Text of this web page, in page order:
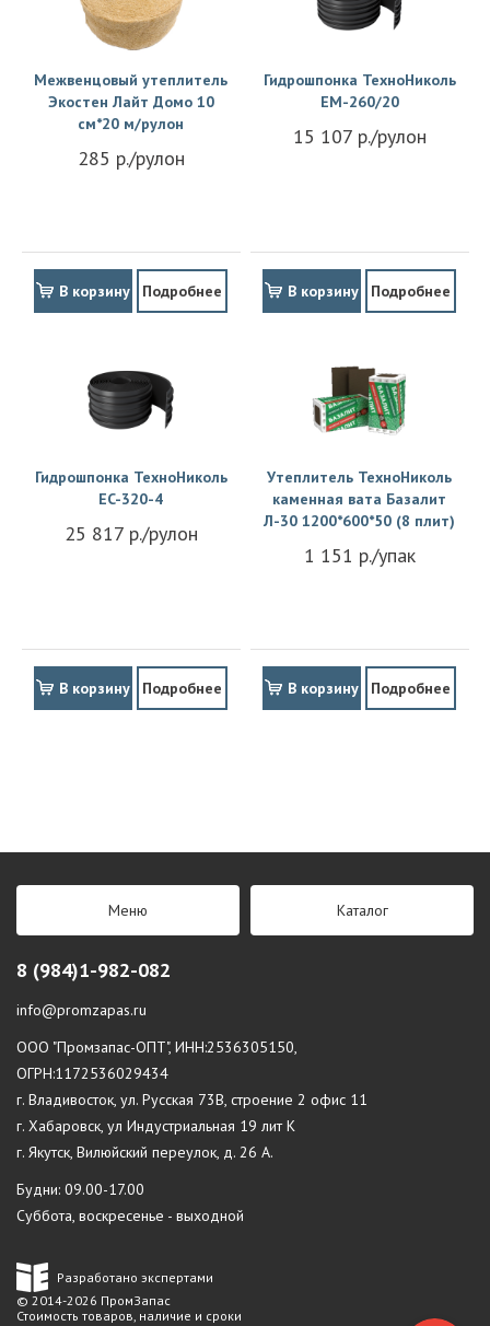
Межвенцовый утеплитель
Экостен Лайт Домо 10
см*20 м/рулон
285 р./рулон
В корзину Подробнее
Гидрошпонка ТехноНиколь
EM-260/20
15 107 р./рулон
В корзину Подробнее
Гидрошпонка ТехноНиколь
EC-320-4
25 817 р./рулон
В корзину Подробнее
Утеплитель ТехноНиколь
каменная вата Базалит
Л-30 1200*600*50 (8 плит)
1 151 р./упак
В корзину Подробнее
Меню Каталог
8 (984)1-982-082
info@promzapas.ru
ООО "Промзапас-ОПТ", ИНН:2536305150,
ОГРН:1172536029434
г. Владивосток, ул. Русская 73В, строение 2 офис 11
г. Хабаровск, ул Индустриальная 19 лит К
г. Якутск, Вилюйский переулок, д. 26 А.
Будни: 09.00-17.00
Суббота, воскресенье - выходной
Разработано экспертами
© 2014-2026 ПромЗапас
Стоимость товаров, наличие и сроки